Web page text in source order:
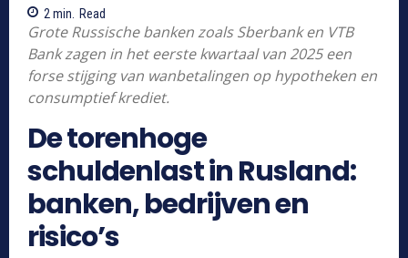
2min. Read
Grote Russische banken zoals Sberbank en VTB
Bank zagen in het eerste kwartaal van 2025 een
forse stijging van wanbetalingen op hypotheken en
consumptief krediet.
De torenhoge
schuldenlast in Rusland:
banken, bedrijven en
risico’s